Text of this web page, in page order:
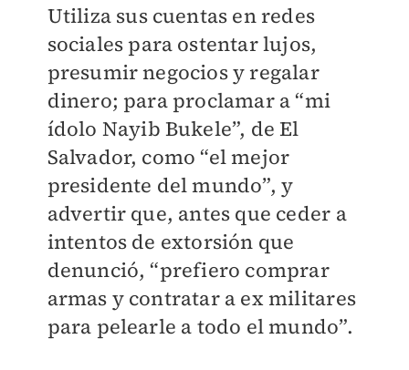
Utiliza sus cuentas en redes
sociales para ostentar lujos,
presumir negocios y regalar
dinero; para proclamar a “mi
ídolo Nayib Bukele”, de El
Salvador, como “el mejor
presidente del mundo”, y
advertir que, antes que ceder a
intentos de extorsión que
denunció, “prefiero comprar
armas y contratar a ex militares
para pelearle a todo el mundo”.